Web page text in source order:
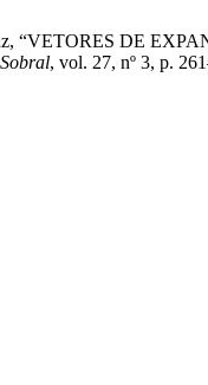
“VETORES DE
, vol. 27, nº 3, p.